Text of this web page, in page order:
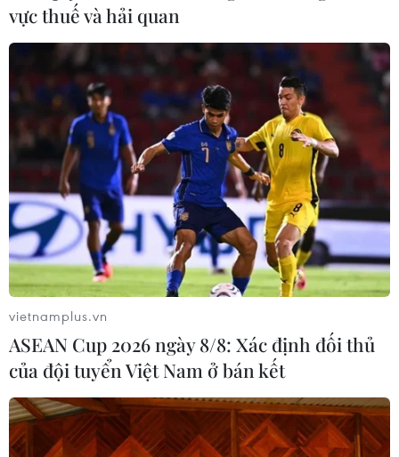
Lê Nguyễn Ngọc Hằng tôn vinh nữ quyền
tại Miss Intercontinental 2023
27/09/2023 01:44
Ban tổ chức Miss Intercontinental 2023 đăng tải bộ ảnh
với những bức hình biến hóa đa dạng nhằm truyền đạt
thông điệp tôn vinh phụ nữ của đại diện nhan sắc Việt
vực thuế và hải quan
vietnamplus.vn
ASEAN Cup 2026 ngày 8/8: Xác định đối thủ
của đội tuyển Việt Nam ở bán kết